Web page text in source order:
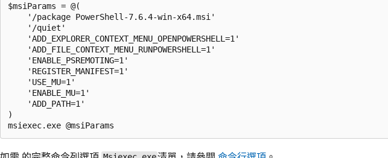
$msiParams = @(
    '/package PowerShell-7.6.4-win-x64.msi'
    '/quiet'
    'ADD_EXPLORER_CONTEXT_MENU_OPENPOWERSHELL=1'
    'ADD_FILE_CONTEXT_MENU_RUNPOWERSHELL=1'
    'ENABLE_PSREMOTING=1'
    'REGISTER_MANIFEST=1'
    'USE_MU=1'
    'ENABLE_MU=1'
    'ADD_PATH=1'
)